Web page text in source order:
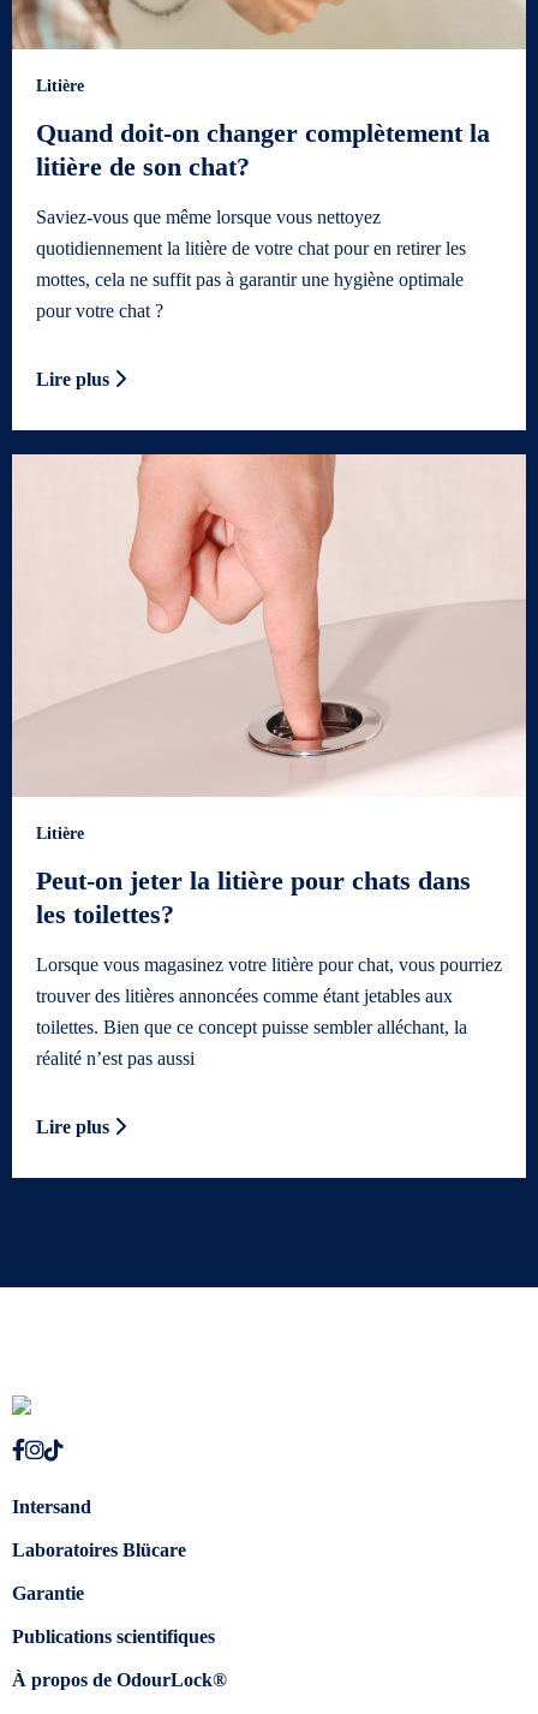
Litière
Quand doit-on changer complètement la
litière de son chat?
Saviez-vous que même lorsque vous nettoyez
quotidiennement la litière de votre chat pour en retirer les
mottes, cela ne suffit pas à garantir une hygiène optimale
pour votre chat ?
Lire plus
Litière
Peut-on jeter la litière pour chats dans
les toilettes?
Lorsque vous magasinez votre litière pour chat, vous pourriez
trouver des litières annoncées comme étant jetables aux
toilettes. Bien que ce concept puisse sembler alléchant, la
réalité n’est pas aussi
Lire plus
Intersand
Laboratoires Blücare
Garantie
Publications scientifiques
À propos de OdourLock®